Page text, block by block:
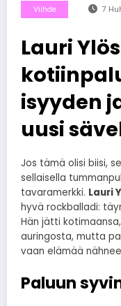
Viihde 7
Lauri
isyyden
uusi
Jos tämä olisi biisi,
sellaisella
tavaramerkki. Lauri
hyvä rockballadi:
Hän jätti
auringosta, mutta
vaan elämää
Paluun